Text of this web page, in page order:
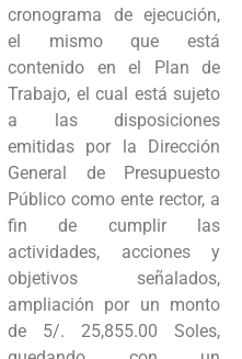
cronograma de ejecución,
el mismo que está
contenido en el Plan de
Trabajo, el cual está sujeto
a las disposiciones
emitidas por la Dirección
General de Presupuesto
Público como ente rector, a
fin de cumplir las
actividades, acciones y
objetivos señalados,
ampliación por un monto
de 5/. 25,855.00 Soles,